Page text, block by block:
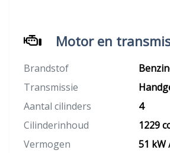
Motor en
Brandstof
Transmissie
Aantal cilinders
4
Cilinderinhoud
1229 cc
Vermogen
51 kW